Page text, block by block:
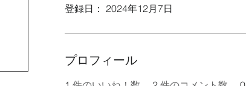
登録日： 2024年12月7日
プロフィール